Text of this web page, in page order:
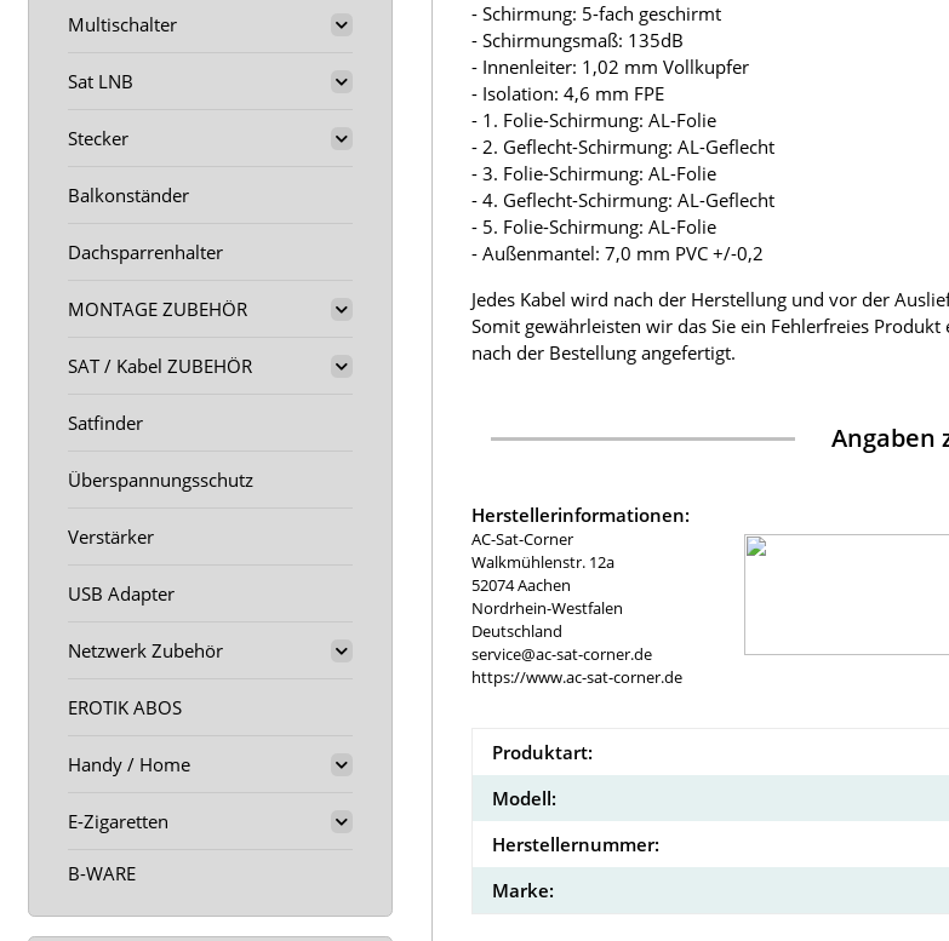
- Schirmung: 5-fach geschirmt
- Schirmungsmaß: 135dB
- Innenleiter: 1,02 mm Vollkupfer
- Isolation: 4,6 mm FPE
- 1. Folie-Schirmung: AL-Folie
- 2. Geflecht-Schirmung: AL-Geflecht
- 3. Folie-Schirmung: AL-Folie
- 4. Geflecht-Schirmung: AL-Geflecht
- 5. Folie-Schirmung: AL-Folie
- Außenmantel: 7,0 mm PVC +/-0,2
Jedes Kabel wird nach der Herstellung und vor der
Somit gewährleisten wir das Sie ein Fehlerfreies
nach der Bestellung angefertigt.
Angaben
Herstellerinformationen:
AC-Sat-Corner
Walkmühlenstr. 12a
52074 Aachen
Nordrhein-Westfalen
Deutschland
service@ac-sat-corner.de
https://www.ac-sat-corner.de
Produktart:
Modell:
Herstellernummer:
Marke:
Multischalter
Sat LNB
Stecker
Balkonständer
Dachsparrenhalter
MONTAGE ZUBEHÖR
SAT / Kabel ZUBEHÖR
Satfinder
Überspannungsschutz
Verstärker
USB Adapter
Netzwerk Zubehör
EROTIK ABOS
Handy / Home
E-Zigaretten
B-WARE